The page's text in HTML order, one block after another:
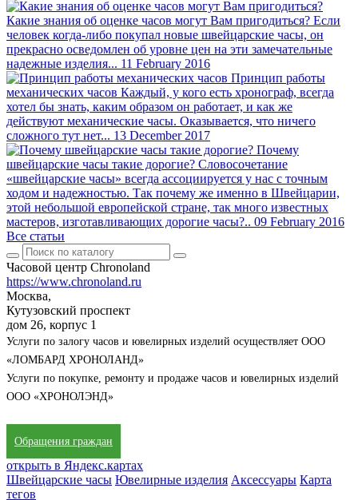
Какие знания об оценке часов могут Вам пригодиться? Если
человек когда-либо покупал новые швейцарские часы, он
прекрасно осведомлен об уровне цен на эти замечательные
надежные изделия... 11 February 2016
Принцип работы
механических часов Каждый, у кого есть хронограф, всегда
хотел бы знать, каким образом он работает, и как же
действуют механические часы. Оказывается, что ничего
сложного тут нет... 13 December 2017
Почему
швейцарские часы такие дорогие? Словосочетание
«швейцарские часы» всегда ассоциируется у нас с точным
ходом и надежностью. Так почему же именно в Швейцарии,
этой небольшой европейской стране, так много известных
мастеров, изготавливающих дорогие часы?.. 09 February 2016
Все статьи
Часовой центр Chronoland
https://www.chronoland.ru
Москва,
Кутузовский проспект
дом 26, корпус 1
Услуги по залогу часов и ювелирных изделий осуществляет ООО
«ЛОМБАРД ХРОНОЛАНД»
Услуги по покупке, ремонту и продаже часов и ювелирных изделий
ООО «ХРОНОЛЭНД»
Обращения граждан
открыть в Яндекс.картах
Швейцарские часы Ювелирные изделия Аксессуары Карта
тегов